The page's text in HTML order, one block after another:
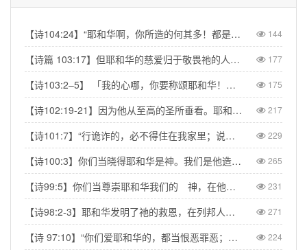
【诗104:24】“耶和华啊，你所造的何其多！都是你用智慧造成的；遍地满了你的丰富。”【Psalm 104:24】“How many are your works, LORD! In wisdom you made them all; the earth is full of your creatures.” 144
【诗篇 103:17】但耶和华的慈爱归于敬畏祂的人，从亘古到永远；祂的公义也归于子子孙孙。【Psalm 103:17】But from everlasting to everlasting the LORD's love is with those who fear him, and his righteousness with their children's children. 177
【诗103:2–5】 「我的心哪，你要称颂耶和华！不可忘记祂的一切恩惠！祂赦免你的一切罪孽，医治你的一切疾病。祂救赎你的命脱离死亡，以仁爱和慈悲为你的冠冕。祂用美物使你所愿的得以满足，以致你如鹰返老还童。」【Psa 103:2–5】“Praise the LORD, my soul, and forget not all his benefits—who forgives all your sins and heals all your diseases, who redeems your life from the pit and crowns you with love and compassion, who satisfies your desires with good things so that your youth is renewed like the eagle's.” 175
【诗102:19-21】因为他从至高的圣所垂看。耶和华从天向地观察，要垂听被囚之人的叹息，要释放将要死的人，使人在锡安传扬耶和华的名，在耶路撒冷传扬赞美他的话，【Psa 102:19-21】“The Lord looked down from his sanctuary on high, from heaven he viewed the earth, to hear the groans of the prisoners and release those condemned to death.” So the name of the Lord will be declared in Zion and his praise in Jerusalem 217
【诗101:7】“行诡诈的，必不得住在我家里；说谎话的，必不得立在我眼前。”【Psa 101:7】“No one who practices deceit will dwell in my house; no one who speaks falsely will stand in my presence.” 229
【诗100:3】你们当晓得耶和华是神。我们是他造的，也是属他的；我们是他的民，也是他草场的羊。【Psa 100:3】Know that the Lord is God. It is He who made us, and we are His; we are His people, the sheep of His pasture. 265
【诗99:5】你们当尊崇耶和华我们的 神，在他脚凳前下拜。他本为圣！【Psa 99:5】Exalt the LORD our God and worship at his footstool; he is holy! 231
【诗98:2-3】耶和华发明了祂的救恩，在列邦人眼前显出公义。记念祂向以色列家所发的慈爱，所凭的信实。地的四极都看见我们神的救恩。【Psa 98:2】The LORD has made His salvation known and revealed His righteousness to the nations. He has remembered His love and His faithfulness to Israel; all the ends of the earth have seen the salvation of our God. 271
【诗 97:10】“你们爱耶和华的，都当恨恶罪恶；他保护圣民的性命，搭救他们脱离恶人的手。” 【Psa 97:10】Let those who love the LORD hate evil, for he guards the lives of his faithful ones and delivers them from the hand of the wicked. 224